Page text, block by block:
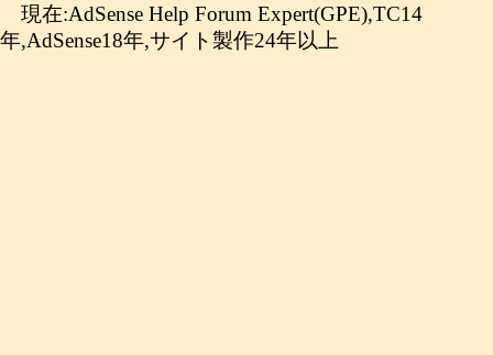
現在:AdSense Help Forum Expert(GPE),TC14
年,AdSense18年,サイト製作24年以上